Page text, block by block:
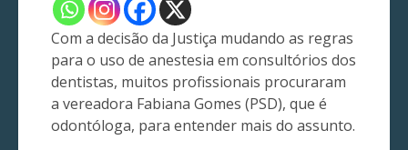
Com a decisão da Justiça mudando as regras
para o uso de anestesia em consultórios dos
dentistas, muitos profissionais procuraram
a vereadora Fabiana Gomes (PSD), que é
odontóloga, para entender mais do assunto.